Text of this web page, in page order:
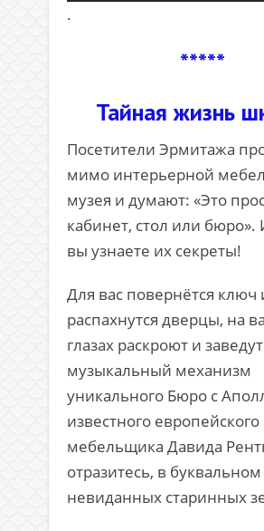
.
*****
Тайная жизнь
Посетители Эрмитажа
мимо интерьерной
музея и думают: «Это
кабинет, стол или бюро».
вы узнаете их секреты!
Для вас повернётся ключ
распахнутся дверцы, на
глазах раскроют и заведут
музыкальный механизм
уникального Бюро с
известного европейского
мебельщика Давида
отразитесь, в
невиданных старинных